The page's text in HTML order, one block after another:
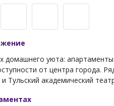
домашнего уюта:
от центра города.
Тульский академический